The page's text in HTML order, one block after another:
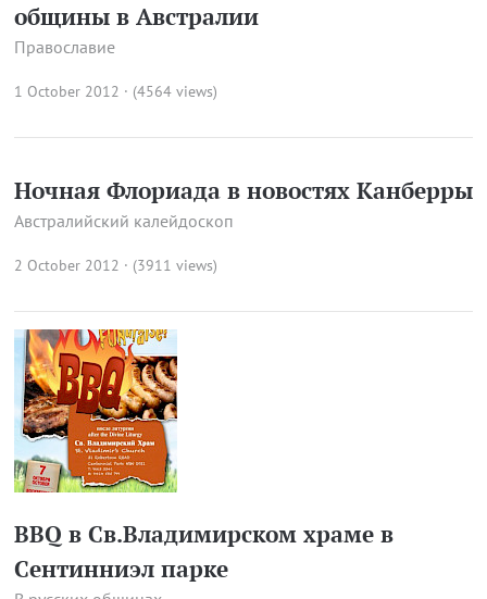
общины в Австралии
Православие
1 October 2012 · (4564 views)
Ночная Флориада в новостях Канберры
Австралийский калейдоскоп
2 October 2012 · (3911 views)
BBQ в Св.Владимирском храме в
Сентинниэл парке